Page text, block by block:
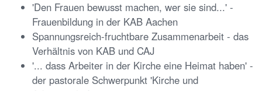
'Den Frauen bewusst machen, wer sie sind...' -
Frauenbildung in der KAB Aachen
Spannungsreich-fruchtbare Zusammenarbeit - das
Verhältnis von KAB und CAJ
'... dass Arbeiter in der Kirche eine Heimat haben' -
der pastorale Schwerpunkt 'Kirche und